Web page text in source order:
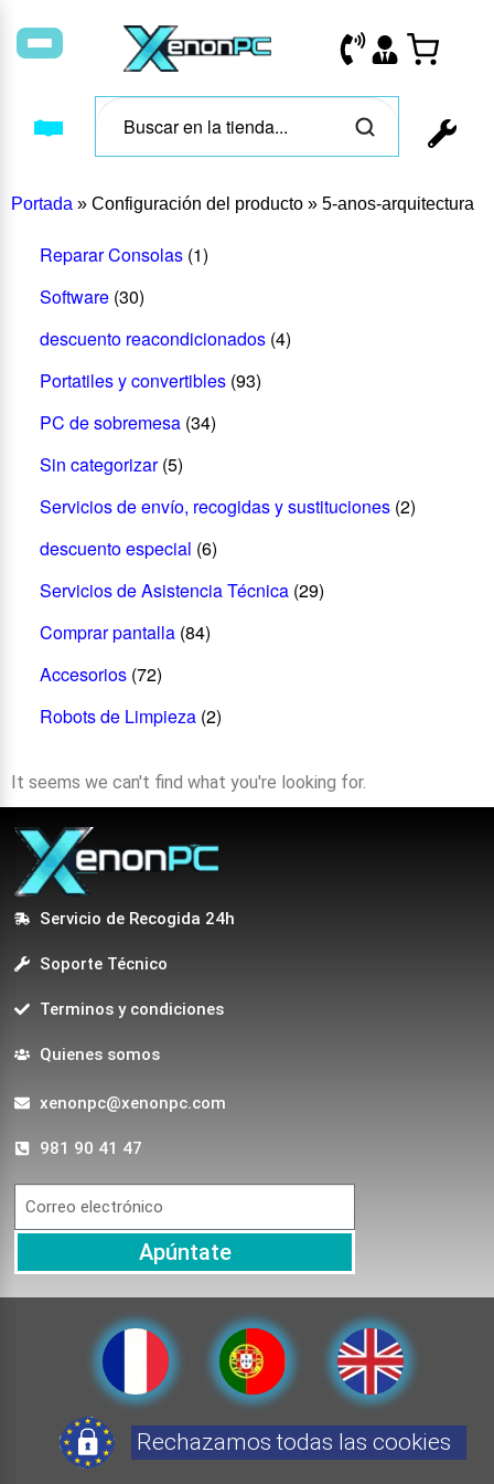
Portada » Configuración del producto » 5-anos-arquitectura
Reparar Consolas (1)
Software (30)
descuento reacondicionados (4)
Portatiles y convertibles (93)
PC de sobremesa (34)
Sin categorizar (5)
Servicios de envío, recogidas y sustituciones (2)
descuento especial (6)
Servicios de Asistencia Técnica (29)
Comprar pantalla (84)
Accesorios (72)
Robots de Limpieza (2)
It seems we can't find what you're looking for.
Servicio de Recogida 24h
Soporte Técnico
Terminos y condiciones
Quienes somos
xenonpc@xenonpc.com
981 90 41 47
Apúntate
Rechazamos todas las cookies